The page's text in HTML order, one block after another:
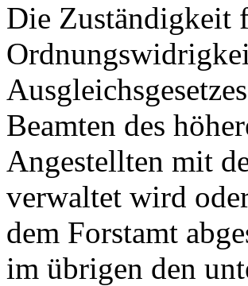
Die Zuständigkeit
Beamten des
Angestellten mit
verwaltet wird
dem Forstamt
im übrigen den